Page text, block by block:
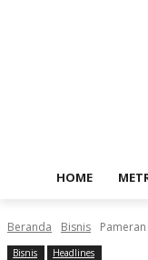
HOME
Beranda Bisnis
Bisnis Headlines